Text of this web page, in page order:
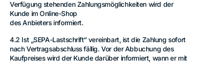
Verfügung stehenden Zahlungsmöglichkeiten wird der
Kunde im Online-Shop
des Anbieters informiert.
4.2 Ist „SEPA-Lastschrift“ vereinbart, ist die Zahlung sofort
nach Vertragsabschluss fällig. Vor der Abbuchung des
Kaufpreises wird der Kunde darüber informiert, wann er mit